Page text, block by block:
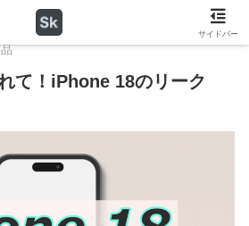
て！iPhone 18のリーク
サイドバー